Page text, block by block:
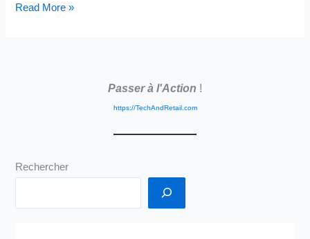
E-
Read More »
Passer à l'Action !
https://TechAndRetail.com
Rechercher